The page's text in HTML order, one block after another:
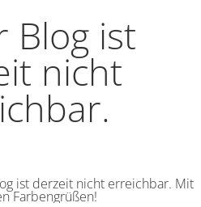
Blog ist
nicht
ist derzeit nicht erreichbar. Mit
Farbengrüßen!